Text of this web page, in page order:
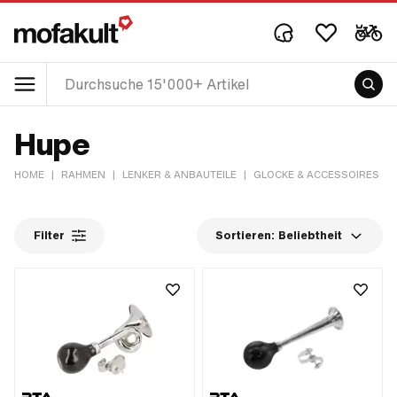
Hupe
HOME | RAHMEN | LENKER & ANBAUTEILE | GLOCKE & ACCESSOIRES
Filter Sortieren: Beliebtheit